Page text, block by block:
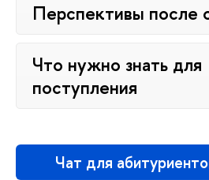
Перспективы после
Что нужно знать для
поступления
Чат для